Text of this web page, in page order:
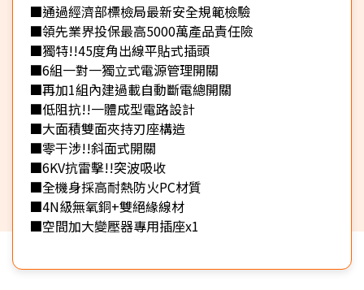
■通過經濟部標檢局最新安全規範檢驗
■領先業界投保最高5000萬產品責任險
■獨特!!45度角出線平貼式插頭
■6組一對一獨立式電源管理開關
■再加1組內建過載自動斷電總開關
■低阻抗!!一體成型電路設計
■大面積雙面夾持刃座構造
■零干涉!!斜面式開關
■6KV抗雷擊!!突波吸收
■全機身採高耐熱防火PC材質
■4N級無氧銅+雙絕緣線材
■空間加大變壓器專用插座x1